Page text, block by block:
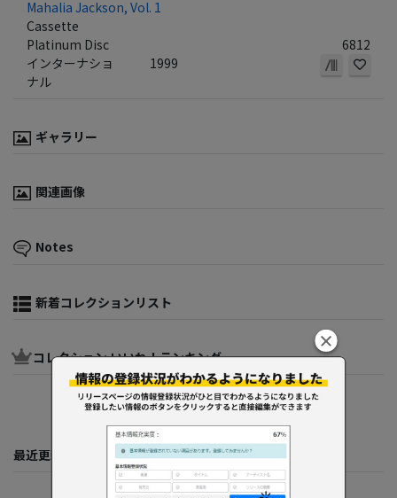
Mahalia Jackson, Vol. 1
Cassette
Platinum Disc
6812
インターナショ
ナル
1999
ギャラリー
関連画像
Notes
新着コレクションリスト
コレクション いいね！ランキング
最近更新してくれた人たち